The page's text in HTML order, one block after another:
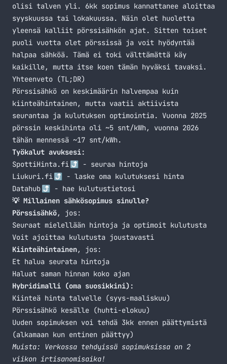
olisi talven yli. 6kk sopimus kannattanee aloittaa
syyskuussa tai lokakuussa. Näin olet huoletta
yleensä kalliit pörssisähkön ajat. Sitten toiset
puoli vuotta olet pörssissä ja voit hyödyntää
halpaa sähköä. Tämä ei toki välttämättä käy
kaikille, mutta itse koen tämän hyväksi tavaksi.
Yhteenveto (TL;DR)
Pörssisähkö on keskimäärin halvempaa kuin
kiinteähintainen, mutta vaatii aktiivista
seurantaa ja kulutuksen optimointia. Vuonna 2025
pörssin keskihinta oli ~5 snt/kWh, vuonna 2026
tähän mennessä ~17 snt/kWh.
Työkalut avuksesi:
SpottiHinta.fi
- seuraa hintoja
Liukuri.fi
- laske oma kulutuksesi hinta
Datahub
- hae kulutustietosi
💡 Millainen sähkösopimus sinulle?
Pörssisähkö, jos:
Seuraat mielellään hintoja ja optimoit kulutusta
Voit ajoittaa kulutusta joustavasti
Kiinteähintainen, jos:
Et halua seurata hintoja
Haluat saman hinnan koko ajan
Hybridimalli (oma suosikkini):
Kiinteä hinta talvelle (syys-maaliskuu)
Pörssisähkö kesälle (huhti-elokuu)
Uuden sopimuksen voi tehdä 3kk ennen päättymistä
(alkamaan kun entinen päättyy)
Muista: Verkossa tehdyissä sopimuksissa on 2
viikon irtisanomisaika!